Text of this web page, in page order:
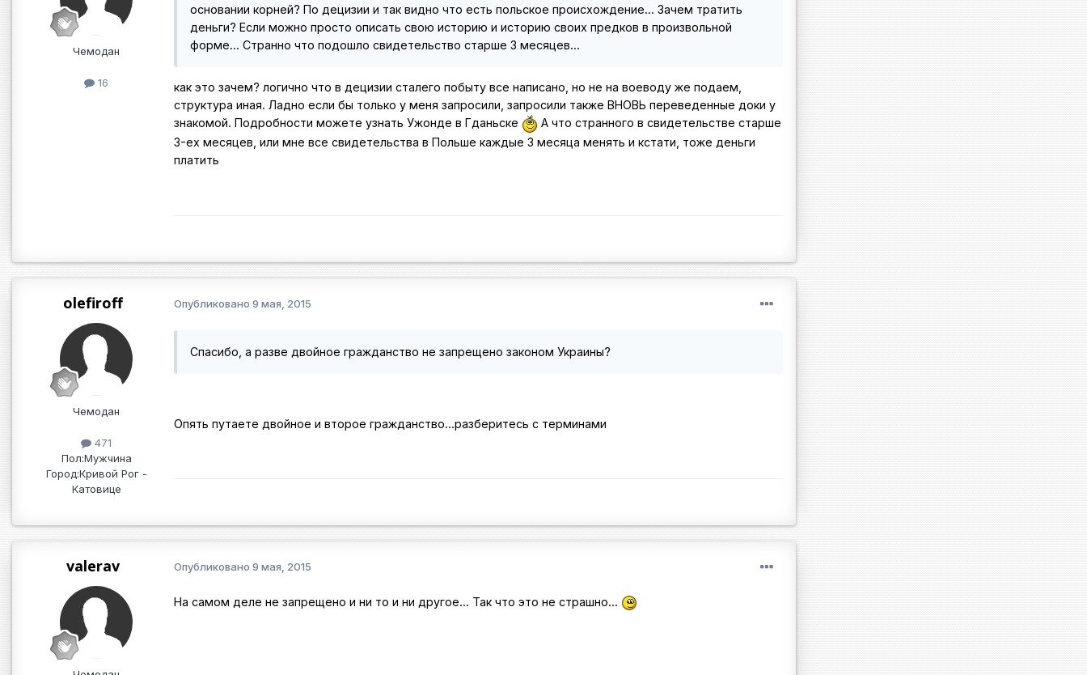
Чемодан
16
основании корней? По децизии и так видно что есть польское происхождение... Зачем тратить
деньги? Если можно просто описать свою историю и историю своих предков в произвольной
форме... Странно что подошло свидетельство старше 3 месяцев...
как это зачем? логично что в децизии сталего побыту все написано, но не на воеводу же подаем,
структура иная. Ладно если бы только у меня запросили, запросили также ВНОВЬ переведенные доки у
знакомой. Подробности можете узнать Ужонде в Гданьске
А что странного в свидетельстве старше
3-ех месяцев, или мне все свидетельства в Польше каждые 3 месяца менять и кстати, тоже деньги
платить
olefiroff
Чемодан
471
Пол:Мужчина
Город:Кривой Рог -
Катовице
Опубликовано 9 мая, 2015
Спасибо, а разве двойное гражданство не запрещено законом Украины?
Опять путаете двойное и второе гражданство...разберитесь с терминами
valerav Опубликовано 9 мая, 2015
На самом деле не запрещено и ни то и ни другое... Так что это не страшно...